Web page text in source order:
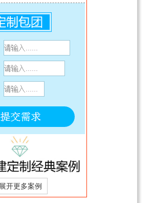
重庆-宜昌三峡4日旅
电询
游轮外观大气，内部装修
豪华，设施齐全，服务品
质好，行船平稳，卧室很
舒适，可观沿途江景，船
电询
游轮外观大气，内部装修
质好，行船平稳，卧室很
舒适，可观沿途江景，船
餐也很合口味
电询
【华夏神女二号游轮】从
宜昌到重庆华夏神女二号
游轮报价
游轮外观大气，内部装修
豪华，设施齐全，服务品
质好，行船平稳，卧室很
电询